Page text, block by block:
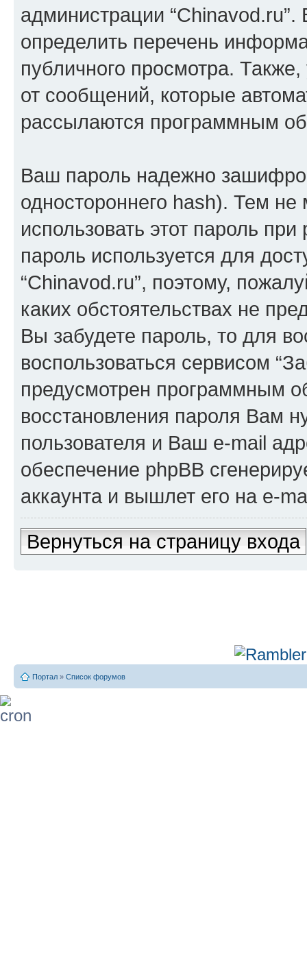
администрации
определить перечень
публичного просмотра.
от сообщений, которые
рассылаются программным
Ваш пароль надежно
одностороннего hash). Тем
использовать этот пароль
пароль используется для
“Chinavod.ru”, поэтому,
каких обстоятельствах не
Вы забудете пароль, то для
воспользоваться сервисом
предусмотрен программным
восстановления пароля Вам
пользователя и Ваш e-mail
обеспечение phpBB
аккаунта и вышлет его на e-
Вернуться на страницу входа
Портал » Список форумов